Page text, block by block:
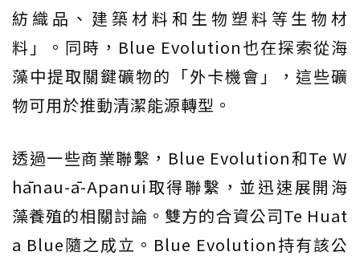
紡織品、建築材料和生物塑料等生物材
料」。同時，Blue Evolution也在探索從海
藻中提取關鍵礦物的「外卡機會」，這些礦
物可用於推動清潔能源轉型。
透過一些商業聯繫，Blue Evolution和Te W
hānau-ā-Apanui取得聯繫，並迅速展開海
藻養殖的相關討論。雙方的合資公司Te Huat
a Blue隨之成立。Blue Evolution持有該公